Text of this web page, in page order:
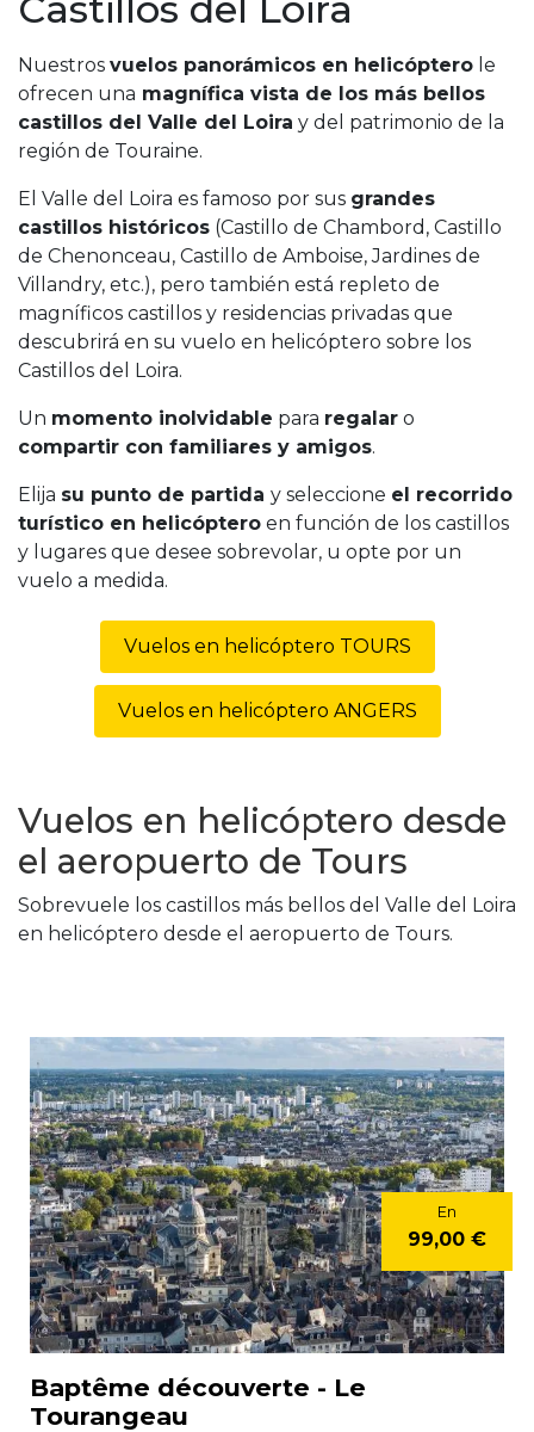
Nuestros vuelos panorámicos en helicóptero le
ofrecen una magnífica vista de los más bellos
castillos del Valle del Loira y del patrimonio de la
región de Touraine.
El Valle del Loira es famoso por sus grandes
castillos históricos (Castillo de Chambord, Castillo
de Chenonceau, Castillo de Amboise, Jardines de
Villandry, etc.), pero también está repleto de
magníficos castillos y residencias privadas que
descubrirá en su vuelo en helicóptero sobre los
Castillos del Loira.
Un momento inolvidable para regalar o
compartir con familiares y amigos.
Elija su punto de partida y seleccione el recorrido
turístico en helicóptero en función de los castillos
y lugares que desee sobrevolar, u opte por un
vuelo a medida.
Vuelos en helicóptero TOURS
Vuelos en helicóptero ANGERS
Vuelos en helicóptero desde
el aeropuerto de Tours
Sobrevuele los castillos más bellos del Valle del Loira
en helicóptero desde el aeropuerto de Tours.
Baptême découverte - Le
Tourangeau
En
99,00 €